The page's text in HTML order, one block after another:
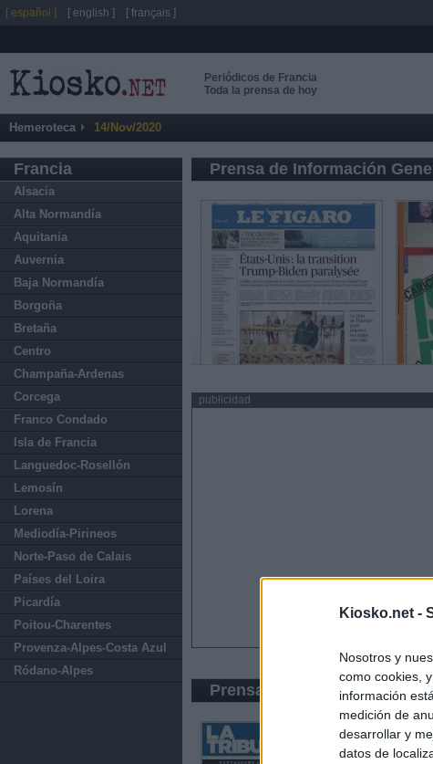
Kiosko.net -
Nosotros y
como cookies,
información
medición de
desarrollar y
datos de
Periódicos de Francia
Toda la prensa de hoy
Hemeroteca 14/Nov/2020
Francia
Alsacia
Alta Normandía
Aquitania
Auvernia
Baja Normandía
Borgoña
Bretaña
Centro
Champaña-Ardenas
Corcega
Franco Condado
Isla de Francia
Languedoc-Rosellón
Lemosín
Lorena
Mediodía-Pirineos
Norte-Paso de Calais
Países del Loira
Picardía
Poitou-Charentes
Provenza-Alpes-Costa Azul
Ródano-Alpes
Prensa de Información
publicidad
Prensa Económica
[ español ] [ english ] [ français ]